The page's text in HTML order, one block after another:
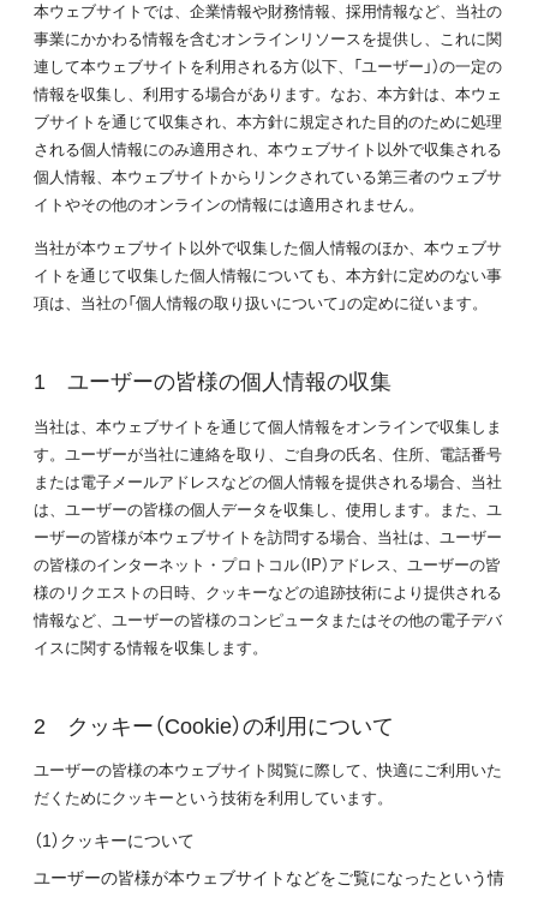
本ウェブサイトでは、企業情報や財務情報、採用情報など、当社の
事業にかかわる情報を含むオンラインリソースを提供し、これに関
連して本ウェブサイトを利用される方（以下、「ユーザー」）の一定の
情報を収集し、利用する場合があります。なお、本方針は、本ウェ
ブサイトを通じて収集され、本方針に規定された目的のために処理
される個人情報にのみ適用され、本ウェブサイト以外で収集される
個人情報、本ウェブサイトからリンクされている第三者のウェブサ
イトやその他のオンラインの情報には適用されません。
当社が本ウェブサイト以外で収集した個人情報のほか、本ウェブサ
イトを通じて収集した個人情報についても、本方針に定めのない事
項は、当社の「個人情報の取り扱いについて」の定めに従います。
ユーザーの皆様の個人情報の収集
当社は、本ウェブサイトを通じて個人情報をオンラインで収集しま
す。ユーザーが当社に連絡を取り、ご自身の氏名、住所、電話番号
または電子メールアドレスなどの個人情報を提供される場合、当社
は、ユーザーの皆様の個人データを収集し、使用します。また、ユ
ーザーの皆様が本ウェブサイトを訪問する場合、当社は、ユーザー
の皆様のインターネット・プロトコル（IP）アドレス、ユーザーの皆
様のリクエストの日時、クッキーなどの追跡技術により提供される
情報など、ユーザーの皆様のコンピュータまたはその他の電子デバ
イスに関する情報を収集します。
クッキー（Cookie）の利用について
ユーザーの皆様の本ウェブサイト閲覧に際して、快適にご利用いた
だくためにクッキーという技術を利用しています。
（1）クッキーについて
ユーザーの皆様が本ウェブサイトなどをご覧になったという情